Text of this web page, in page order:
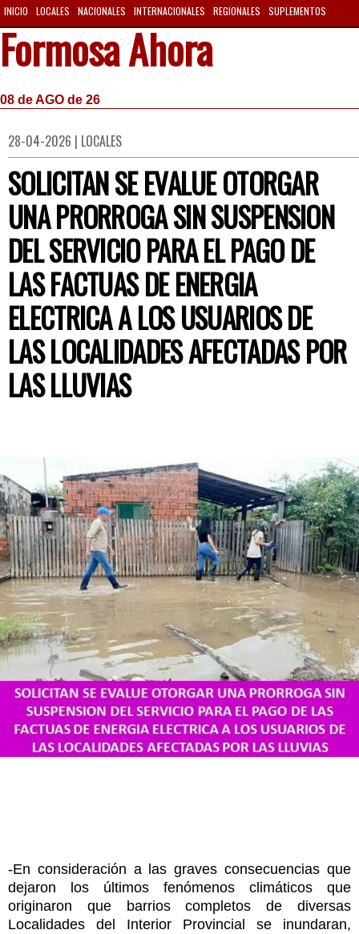
INICIO LOCALES NACIONALES INTERNACIONALES REGIONALES SUPLEMENTOS
Formosa Ahora
08 de AGO de 26
28-04-2026 | LOCALES
SOLICITAN SE EVALUE OTORGAR
UNA PRORROGA SIN SUSPENSION
DEL SERVICIO PARA EL PAGO DE
LAS FACTUAS DE ENERGIA
ELECTRICA A LOS USUARIOS DE
LAS LOCALIDADES AFECTADAS POR
LAS LLUVIAS
-En consideración a las graves consecuencias que
dejaron los últimos fenómenos climáticos que
originaron que barrios completos de diversas
Localidades del Interior Provincial se inundaran,